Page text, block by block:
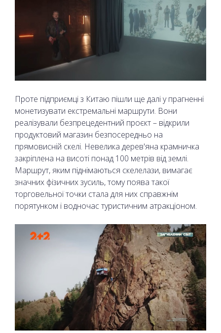
Проте підприємці з Китаю пішли ще далі у прагненні
монетизувати екстремальні маршрути. Вони
реалізували безпрецедентний проєкт – відкрили
продуктовий магазин безпосередньо на
прямовисній скелі. Невелика дерев'яна крамничка
закріплена на висоті понад 100 метрів від землі.
Маршрут, яким піднімаються скелелази, вимагає
значних фізичних зусиль, тому поява такої
торговельної точки стала для них справжнім
порятунком і водночас туристичним атракціоном.